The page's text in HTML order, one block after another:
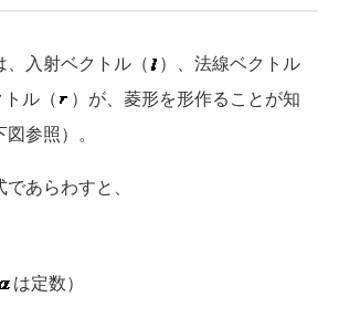
入射ベクトル（ ）、法線ベクトル
ル（
）が、菱形を形作ることが知
参照）。
あらわすと、
は定数）